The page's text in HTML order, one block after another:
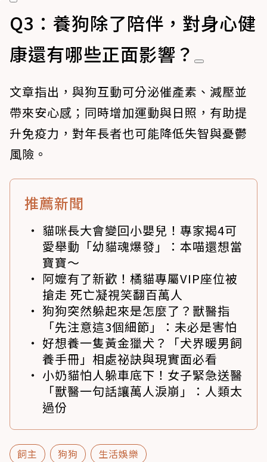
Q3：養狗除了陪伴，對身心健
康還有哪些正面影響？
文章指出，與狗互動可分泌催產素、減壓並
帶來安心感；同時增加運動與日照，有助提
升免疫力，對年長者也可能降低失智與憂鬱
風險。
推薦新聞
貓咪長大會變回小嬰兒！專家揭4可
愛舉動「幼貓魂爆發」：本喵還想當
寶寶～
阿嬤有了新歡！橘貓專屬VIP座位被
搶走 死亡凝視笑翻百萬人
狗狗突然躲起來是怎麼了？獸醫指
「先注意這3個細節」：未必是害怕
好想養一隻黃金獵犬？「犬界暖男飼
養手冊」相處祕訣與現實面必看
小奶貓怕人躲車底下！女子緊急送醫
「獸醫一句話讓萬人淚崩」：人類太
過份
飼主 狗狗 生活娛樂